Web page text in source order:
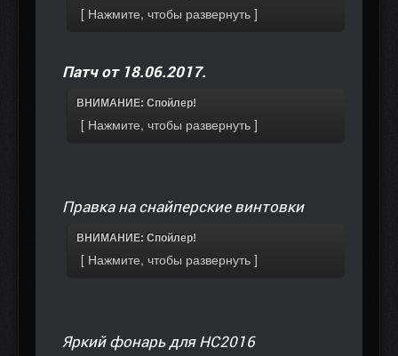
Патч от 18.06.2017.
ВНИМАНИЕ: Спойлер!
Правка на снайперские винтовки
ВНИМАНИЕ: Спойлер!
Яркий фонарь для НС2016